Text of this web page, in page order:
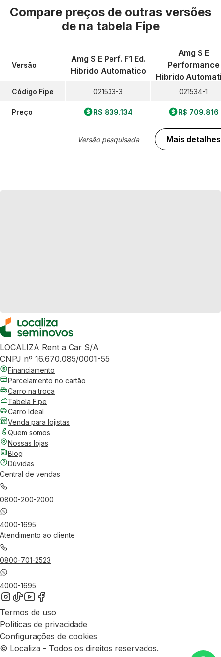
Compare preços de outras versões
de na tabela Fipe
Versão
Código Fipe
Preço
Amg S E Perf. F1 Ed.
Hibrido Automatico
021533-3
R$ 839.134
Versão pesquisada
Amg S E
Performance
Hibrido
021534-1
R$ 709.816
Mais detalhes
LOCALIZA Rent a Car S/A
CNPJ nº 16.670.085/0001-55
Financiamento
Parcelamento no cartão
Carro na troca
Tabela Fipe
Carro Ideal
Venda para lojistas
Quem somos
Nossas lojas
Blog
Dúvidas
Central de vendas
0800-200-2000
4000-1695
Atendimento ao cliente
0800-701-2523
4000-1695
Termos de uso
Políticas de privacidade
Configurações de cookies
© Localiza - Todos os direitos reservados.